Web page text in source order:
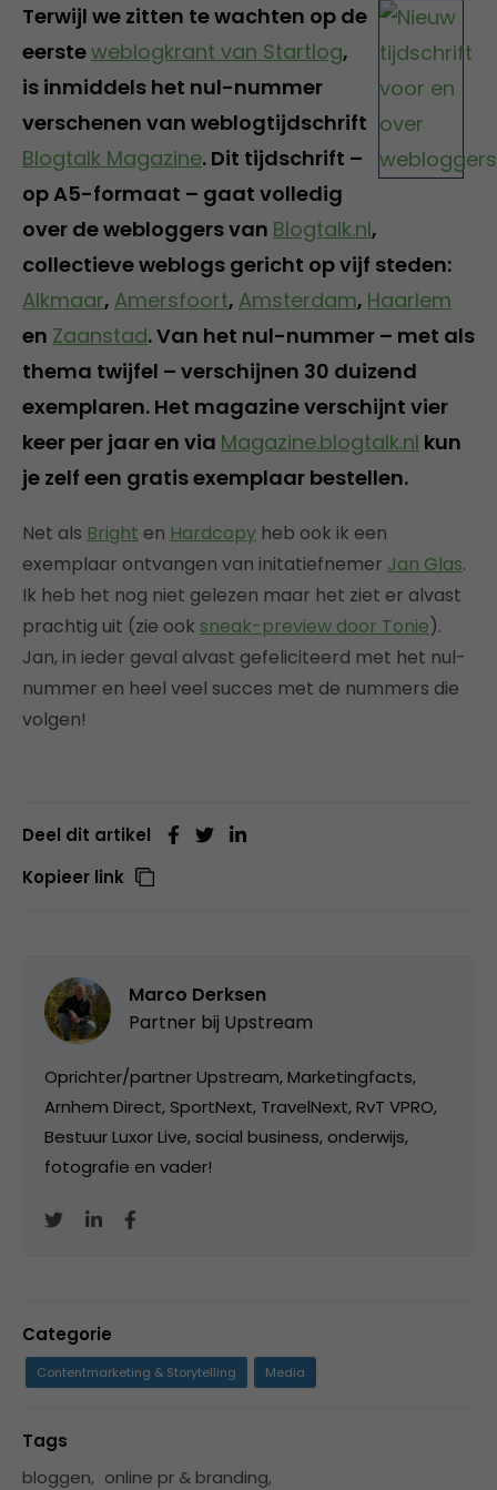
Terwijl we zitten te wachten op de
eersteweblogkrant van Startlog,
is inmiddels het nul-nummer
verschenen van weblogtijdschrift
Blogtalk Magazine. Dit tijdschrift –
op A5-formaat – gaat volledig
over de webloggers van Blogtalk.nl,
collectieve weblogs gericht op vijf steden:
Alkmaar, Amersfoort, Amsterdam, Haarlem
en Zaanstad. Van het nul-nummer – met als
thema twijfel – verschijnen 30 duizend
exemplaren. Het magazine verschijnt vier
keer per jaar en via Magazine.blogtalk.nl kun
je zelf een gratis exemplaar bestellen.
Net als Bright en Hardcopy heb ook ik een
exemplaar ontvangen van initatiefnemer Jan Glas.
Ik heb het nog niet gelezen maar het ziet er alvast
prachtig uit (zie ook sneak-preview door Tonie).
Jan, in ieder geval alvast gefeliciteerd met het nul-
nummer en heel veel succes met de nummers die
volgen!
Deel dit artikel
Kopieer link
Marco Derksen
Partner bij Upstream
Oprichter/partner Upstream, Marketingfacts,
Arnhem Direct, SportNext, TravelNext, RvT VPRO,
Bestuur Luxor Live, social business, onderwijs,
fotografie en vader!
Categorie
Contentmarketing & Storytelling Media
Tags
bloggen, online pr & branding,